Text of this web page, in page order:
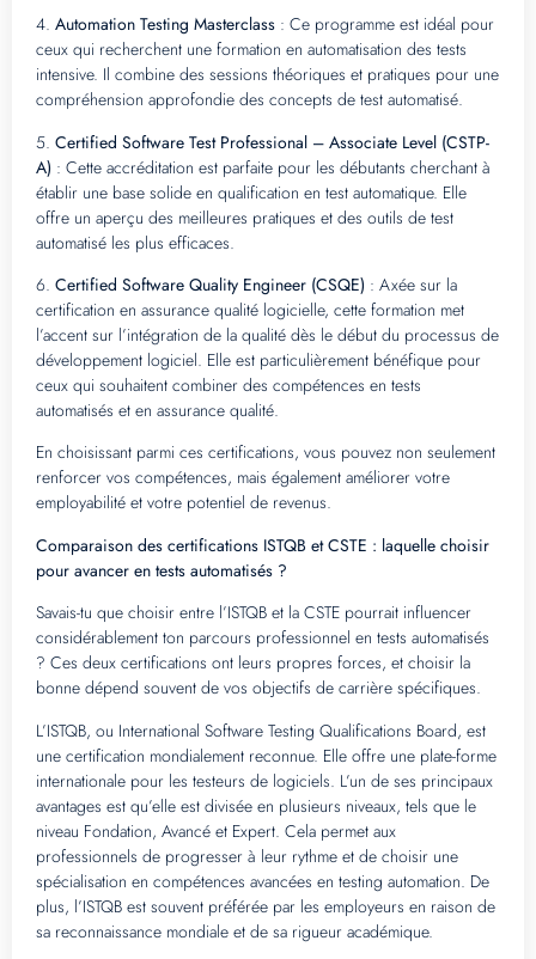
4. Automation Testing Masterclass : Ce programme est idéal pour
ceux qui recherchent une formation en automatisation des tests
intensive. Il combine des sessions théoriques et pratiques pour une
compréhension approfondie des concepts de test automatisé.
5. Certified Software Test Professional – Associate Level (CSTP-
A) : Cette accréditation est parfaite pour les débutants cherchant à
établir une base solide en qualification en test automatique. Elle
offre un aperçu des meilleures pratiques et des outils de test
automatisé les plus efficaces.
6. Certified Software Quality Engineer (CSQE) : Axée sur la
certification en assurance qualité logicielle, cette formation met
l’accent sur l’intégration de la qualité dès le début du processus de
développement logiciel. Elle est particulièrement bénéfique pour
ceux qui souhaitent combiner des compétences en tests
automatisés et en assurance qualité.
En choisissant parmi ces certifications, vous pouvez non seulement
renforcer vos compétences, mais également améliorer votre
employabilité et votre potentiel de revenus.
Comparaison des certifications ISTQB et CSTE : laquelle choisir
pour avancer en tests automatisés ?
Savais-tu que choisir entre l’ISTQB et la CSTE pourrait influencer
considérablement ton parcours professionnel en tests automatisés
? Ces deux certifications ont leurs propres forces, et choisir la
bonne dépend souvent de vos objectifs de carrière spécifiques.
L’ISTQB, ou International Software Testing Qualifications Board, est
une certification mondialement reconnue. Elle offre une plate-forme
internationale pour les testeurs de logiciels. L’un de ses principaux
avantages est qu’elle est divisée en plusieurs niveaux, tels que le
niveau Fondation, Avancé et Expert. Cela permet aux
professionnels de progresser à leur rythme et de choisir une
spécialisation en compétences avancées en testing automation. De
plus, l’ISTQB est souvent préférée par les employeurs en raison de
sa reconnaissance mondiale et de sa rigueur académique.